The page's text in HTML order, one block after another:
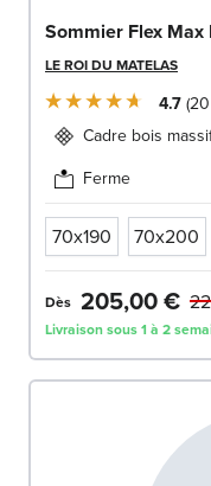
Sommier Flex Max
LE ROI DU MATELAS
4.7 20
Cadre bois
Ferme
70x190 70x200
Dès 205,00 €
Livraison sous 1 à 2